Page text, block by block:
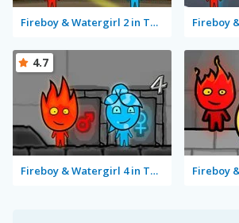
Fireboy & Watergirl 2 in The Light Temple
Fireboy & Watergirl 4 in The Crystal Temple
4.7